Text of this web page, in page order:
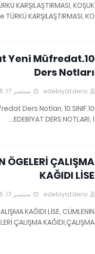
KARŞILAŞTIRMASI, KOŞUK
TÜRKÜ KARŞILAŞTIRMASI, KO…
Yeni Müfredat
Ders Notları
edebiyatdersi سبتمبر 17, 2025
Ders Notları, 10.SINIF
EDEBİYAT DERS NOTLARI, 1…
ÖGELERİ ÇALIŞMA
KAĞIDI LİSE
edebiyatdersi سبتمبر 17, 2025
KAĞIDI LİSE, CÜMLENİN
ÇALIŞMA KAĞIDI,ÇALIŞMA …